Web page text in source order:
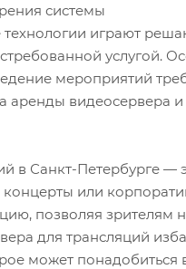
системы
играют
услугой.
мероприятий
видеосервера и
в Санкт-Петербурге
или
позволяя
для трансляций
может понадобиться